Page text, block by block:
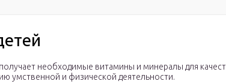
необходимые витамины и минералы для
умственной и физической деятельности.